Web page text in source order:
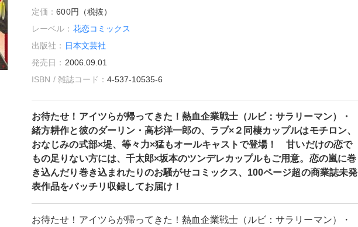
定価：600円（税抜）
レーベル： 花恋コミックス
出版社： 日本文芸社
発売日： 2006.09.01
ISBN / 雑誌コード： 4-537-10535-6
お待たせ！アイツらが帰ってきた！熱血企業戦士（ルビ：サラリーマン）・
緒方耕作と彼のダーリン・高杉洋一郎の、ラブ×２同棲カップルはモチロン、
おなじみの式部×堤、等々力×猛もオールキャストで登場！ 甘いだけの恋で
もの足りない方には、千太郎×坂本のツンデレカップルもご用意。恋の嵐に巻
き込んだり巻き込まれたりのお騒がせコミックス、100ページ超の商業誌未発
表作品をバッチリ収録してお届け！
お待たせ！アイツらが帰ってきた！熱血企業戦士（ルビ：サラリーマン）・